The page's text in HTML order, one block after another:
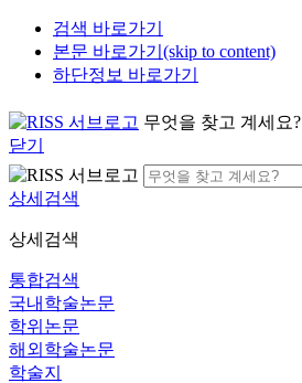
검색 바로가기
본문 바로가기(skip to content)
하단정보 바로가기
무엇을 찾고 계세요?
닫기
상세검색
상세검색
통합검색
국내학술논문
학위논문
해외학술논문
학술지